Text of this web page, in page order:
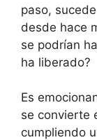
paso,
desde hace
se podrían
ha liberado?
Es
se convierte
cumpliendo